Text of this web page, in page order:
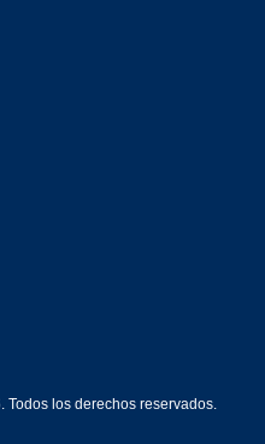
los derechos reservados.